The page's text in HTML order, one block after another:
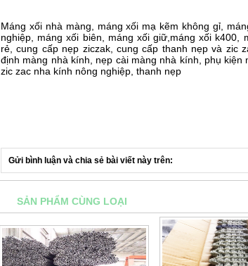
Máng xối nhà màng, máng xối mạ kẽm không gỉ,
nghiệp, máng xối biên, máng xối giữ,máng xối k400,
rẻ, cung cấp nẹp ziczak, cung cấp thanh nẹp và zic
định màng nhà kính, nẹp cài màng nhà kính, phụ
zic zac nha kính nông nghiệp, thanh nẹp
Gửi bình luận và chia sẻ bài viết này trên:
SẢN PHẨM CÙNG LOẠI